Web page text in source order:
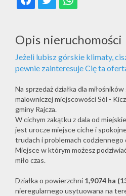
Opis nieruchomości
Jeżeli lubisz górskie klimaty,
pewnie zainteresuje Cię ta
Na sprzedaż działka dla
malowniczej miejscowości Sól -
gminy Rajcza.
W cichym zakątku z dala od
jest urocze miejsce ciche i
trudach i problemach codziennego
Miejsce w którym możesz
miło czas.
Działka o powierzchni 1,9074 ha
nieregularnego usytuowana na